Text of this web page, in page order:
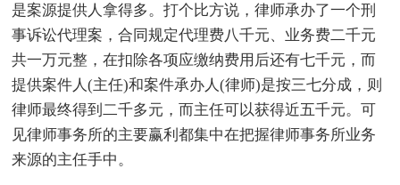
是案源提供人拿得多。打个比方说，律师承办了一个刑
事诉讼代理案，合同规定代理费八千元、业务费二千元
共一万元整，在扣除各项应缴纳费用后还有七千元，而
提供案件人(主任)和案件承办人(律师)是按三七分成，则
律师最终得到二千多元，而主任可以获得近五千元。可
见律师事务所的主要赢利都集中在把握律师事务所业务
来源的主任手中。